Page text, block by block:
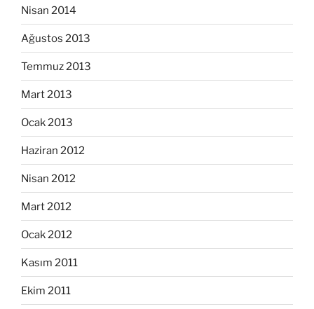
Nisan 2014
Ağustos 2013
Temmuz 2013
Mart 2013
Ocak 2013
Haziran 2012
Nisan 2012
Mart 2012
Ocak 2012
Kasım 2011
Ekim 2011